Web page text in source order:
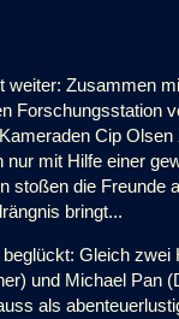
weiter: Zusammen
Forschungsstation
Cip
mit Hilfe einer
stoßen die Freunde
bringt...
Gleich
und Michael Pan
als